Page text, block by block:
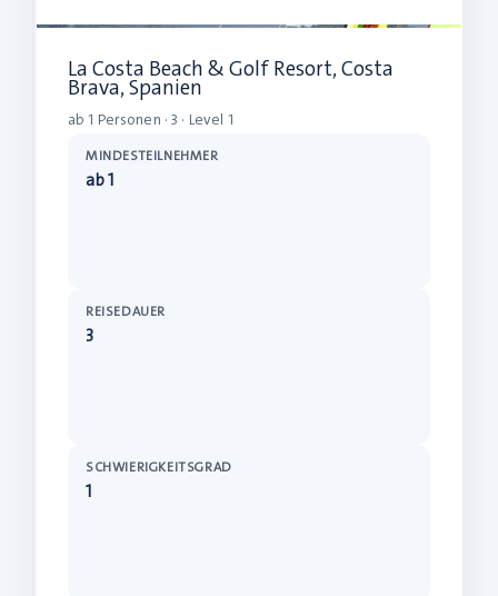
La Costa Beach & Golf Resort, Costa
Brava, Spanien
ab 1 Personen · 3 · Level 1
MINDESTEILNEHMER
ab 1
REISEDAUER
3
SCHWIERIGKEITSGRAD
1